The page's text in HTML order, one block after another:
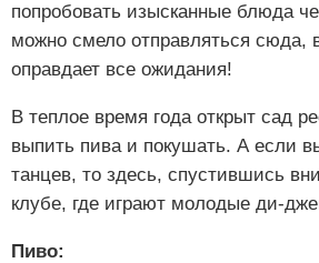
попробовать изысканные блюда
можно смело отправляться сюда,
оправдает все ожидания!
В теплое время года открыт сад
выпить пива и покушать. А если
танцев, то здесь, спустившись
клубе, где играют молодые ди-
Пиво: